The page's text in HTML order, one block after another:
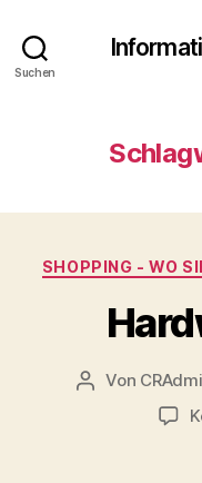
Suchen
SHOPPING - WO
Beitragsautor
Von